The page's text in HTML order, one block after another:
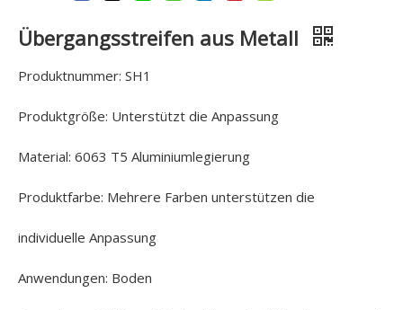
Übergangsstreifen aus Metall
Produktnummer: SH1
Produktgröße: Unterstützt die Anpassung
Material: 6063 T5 Aluminiumlegierung
Produktfarbe: Mehrere Farben unterstützen die
individuelle Anpassung
Anwendungen: Boden